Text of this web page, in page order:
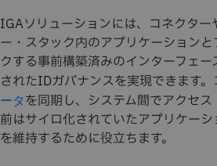
IGAソリューションには、コネクター
ー・スタック内のアプリケーション
クする事前構築済みのインターフェ
されたIDガバナンスを実現できます
ータ を同期し、システム間でアクセ
前はサイロ化されていたアプリケー
を維持するために役立ちます。